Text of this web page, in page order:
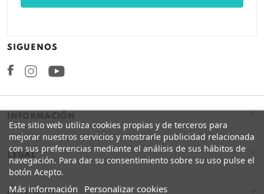
INFORMACIÓN +
LEGAL
SIGUENOS
FacebookInstagram
Este sitio web utiliza cookies propias y de terceros para
mejorar nuestros servicios y mostrarle publicidad relacionada
con sus preferencias mediante el análisis de sus hábitos de
navegación. Para dar su consentimiento sobre su uso pulse el
botón Acepto.
Más información Personalizar cookies